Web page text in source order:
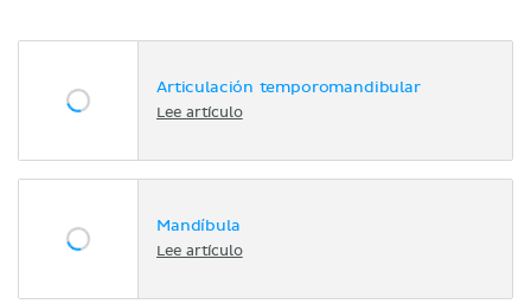
Articulación temporomandibular
Lee artículo
Mandíbula
Lee artículo